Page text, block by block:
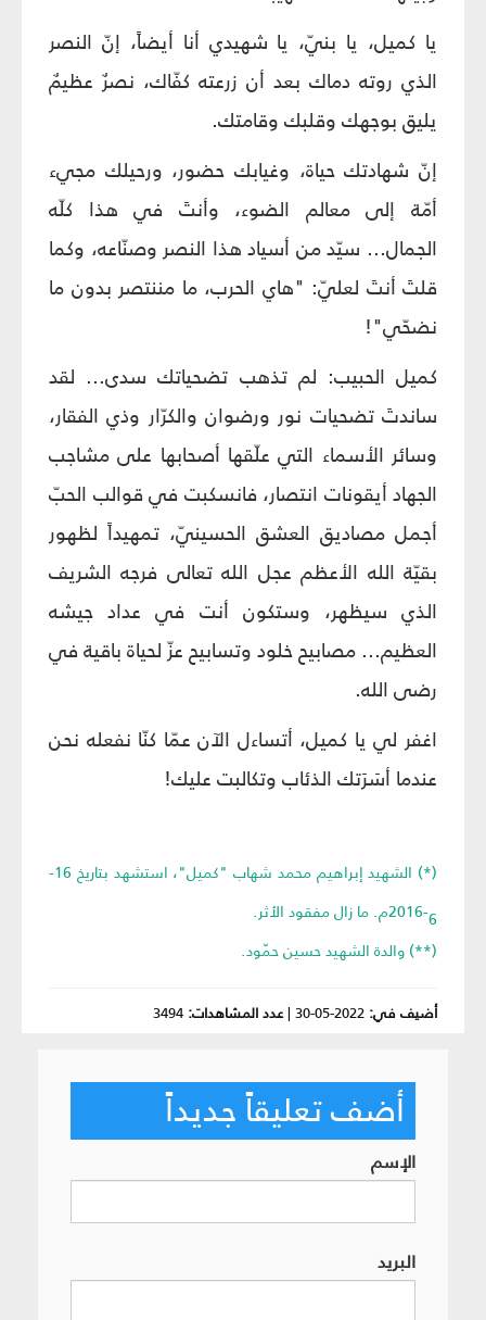
يا كميل، يا بنيّ، يا شهيدي أنا أيضاً، إنّ النصر
الذي روته دماك بعد أن زرعته كفّاك، نصرٌ عظيمٌ
يليق بوجهك وقلبك وقامتك.
إنّ شهادتك حياة، وغيابك حضور، ورحيلك مجيء
أمّة إلى معالم الضوء، وأنتَ في هذا كلّه
الجمال... سيّد من أسياد هذا النصر وصنّاعه، وكما
قلتَ أنتَ لعليّ: "هاي الحرب، ما مننتصر بدون ما
نضحّي"!
كميل الحبيب: لم تذهب تضحياتك سدى... لقد
ساندتَ تضحيات نور ورضوان والكرّار وذي الفقار،
وسائر الأسماء التي علّقها أصحابها على مشاجب
الجهاد أيقونات انتصار، فانسكبت في قوالب الحبّ
أجمل مصاديق العشق الحسينيّ، تمهيداً لظهور
بقيّة الله الأعظم عجل الله تعالى فرجه الشريف
الذي سيظهر، وستكون أنت في عداد جيشه
العظيم... مصابيح خلود وتسابيح عزّ لحياة باقية في
رضى الله.
اغفر لي يا كميل، أتساءل الآن عمّا كنّا نفعله نحن
عندما أسَرَتك الذئاب وتكالبت عليك!
(*) الشهيد إبراهيم محمد شهاب "كميل"، استشهد بتاريخ 16-
6-2016م. ما زال مفقود الأثر.
(**) والدة الشهيد حسين حمّود.
أضيف في: 2022-05-30
|عدد المشاهدات: 3494
أضف تعليقاً جديداً
الإسم
البريد